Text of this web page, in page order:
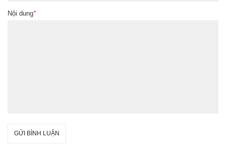
Nội dung*
GỬI BÌNH LUẬN